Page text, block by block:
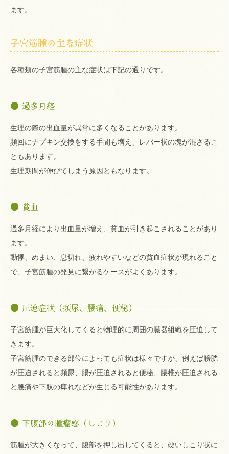
ます。
子宮筋腫の主な症状
各種類の子宮筋腫の主な症状は下記の通りです。
過多月経
生理の際の出血量が異常に多くなることがあります。
頻回にナプキン交換をする手間も増え、レバー状の塊が混ざるこ
ともあります。
生理期間が伸びてしまう原因ともなります。
貧血
過多月経により出血量が増え、貧血が引き起こされることがあり
ます。
動悸、めまい、息切れ、疲れやすいなどの貧血症状が現れること
で、子宮筋腫の発見に繋がるケースがよくあります。
圧迫症状（頻尿、腰痛、便秘）
子宮筋腫が巨大化してくると物理的に周囲の臓器組織を圧迫して
きます。
子宮筋腫のできる部位によっても症状は様々ですが、例えば膀胱
が圧迫されると頻尿、腸が圧迫されると便秘、腰椎が圧迫される
と腰痛や下肢の痺れなどが生じる可能性があります。
下腹部の腫瘤感（しこり）
筋腫が大きくなって、腹部を押し出してくると、硬いしこり状に